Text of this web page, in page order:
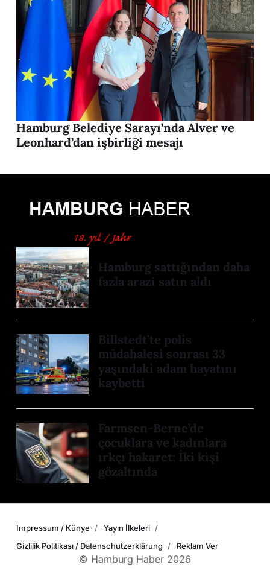
Hamburg Belediye Sarayı’nda Alver ve
Leonhard’dan işbirliği mesajı
Hamburg sattığından daha
fazla arazi satın aldı
Billstedt’te polis
müdahalesi sonrası 33
yaşındaki adam hayatını
kaybetti
Farmsen-Berne’de
çocuklara ve kadınlara
ırkçı hakaret: İki kişi
gözaltında
© Hamburg Haber 2026
Impressum / Künye
Yayın İlkeleri
Gizlilik Politikası / Datenschutzerklärung
Reklam Ver